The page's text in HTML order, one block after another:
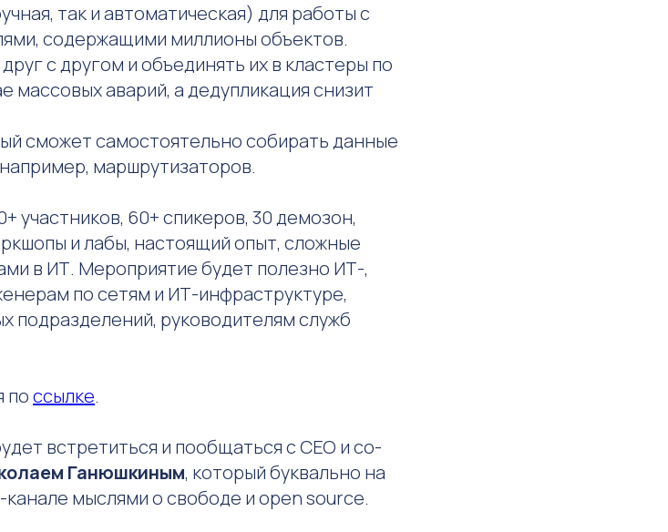
так и автоматическая) для работы с
содержащими миллионы объектов.
с другом и объединять их в кластеры по
массовых аварий, а дедупликация снизит
сможет самостоятельно собирать данные
маршрутизаторов.
участников, 60+ спикеров, 30 демозон,
и лабы, настоящий опыт, сложные
в ИТ. Мероприятие будет полезно ИТ-,
по сетям и ИТ-инфраструктуре,
подразделений, руководителям служб
поссылке.
встретиться и пообщаться с CEO и со-
Ганюшкиным, который буквально на
мыслями о свободе и open source.